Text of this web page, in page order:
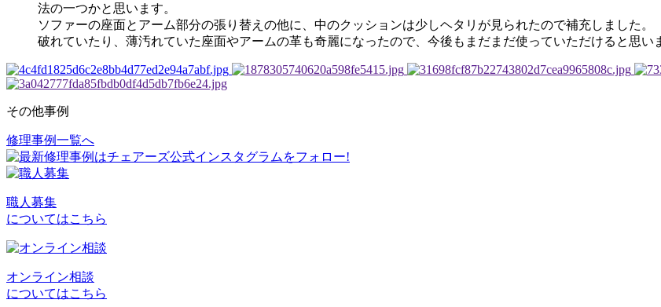
法の一つかと思います。
ソファーの座面とアーム部分の張り替えの他に、中のクッションは少しヘタリが見られたので補充しました。
破れていたり、薄汚れていた座面やアームの革も奇麗になったので、今後もまだまだ使っていただけると思い
その他事例
投
稿
ナ
ビ
ゲ
ー
シ
修理事例一覧へ
職人募集
についてはこちら
オンライン相談
についてはこちら